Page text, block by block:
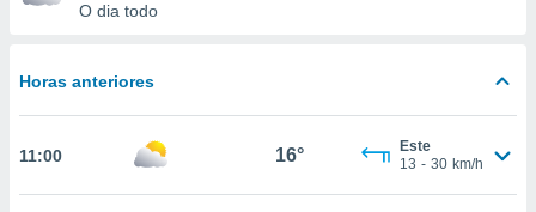
ou
O dia todo
Horas anteriores
11:00 16°
Este
13 - 30 km/h